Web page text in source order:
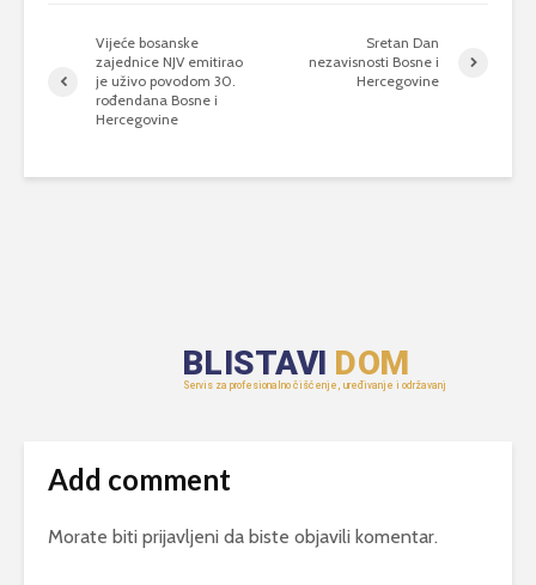
Vijeće bosanske
zajednice NJV emitirao
je uživo povodom 30.
rođendana Bosne i
Hercegovine
Sretan Dan
nezavisnosti Bosne i
Hercegovine
Add comment
Morate biti prijavljeni da biste objavili komentar.